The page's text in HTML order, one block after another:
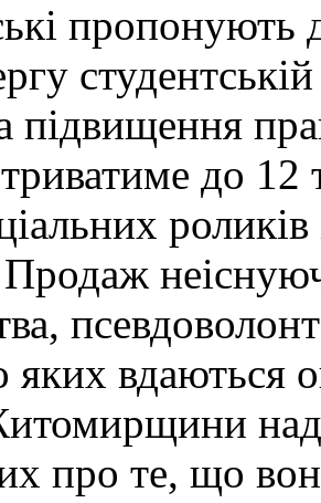
пропонують
підвищення
до 12
яких
про те, що